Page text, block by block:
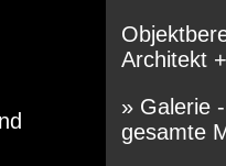
Architekt
» Galerie
gesamte